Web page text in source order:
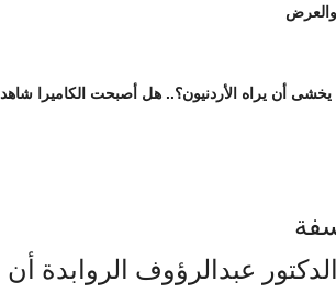
والعرض
أن يراه الأردنيون؟.. هل أصبحت الكاميرا
عبدالرؤوف الروابدة أن